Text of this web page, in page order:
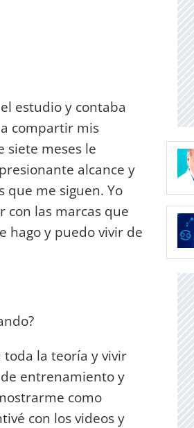
estudio y contaba
compartir mis
siete meses le
alcance y
que me siguen. Yo
con las marcas que
hago y puedo vivir de
la teoría y vivir
entrenamiento y
como
con los videos y